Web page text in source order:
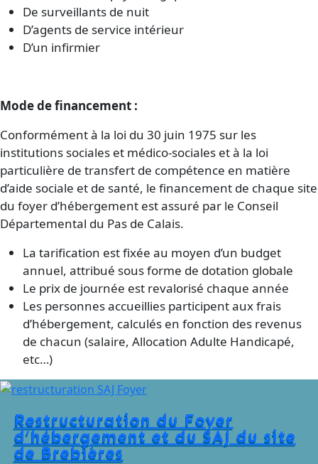
De surveillants de nuit
D’agents de service intérieur
D’un infirmier
Mode de financement :
Conformément à la loi du 30 juin 1975 sur les
institutions sociales et médico-sociales et à la loi
particulière de transfert de compétence en matière
d’aide sociale et de santé, le financement de chaque site
du foyer d’hébergement est assuré par le Conseil
Départemental du Pas de Calais.
La tarification est fixée au moyen d’un budget
annuel, attribué sous forme de dotation globale
Le prix de journée est revalorisé chaque année
Les personnes accueillies participent aux frais
d’hébergement, calculés en fonction des revenus
de chacun (salaire, Allocation Adulte Handicapé,
etc…)
Restructuration du Foyer
d’hébergement et du SAJ du site
de Brebières